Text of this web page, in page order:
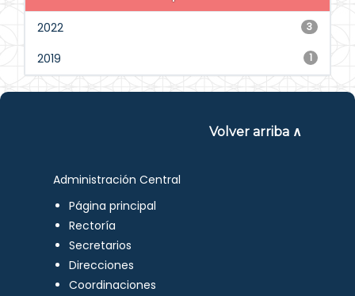
3
2022
1
2019
Volver arriba ∧
Administración Central
Página principal
Rectoría
Secretarios
Direcciones
Coordinaciones